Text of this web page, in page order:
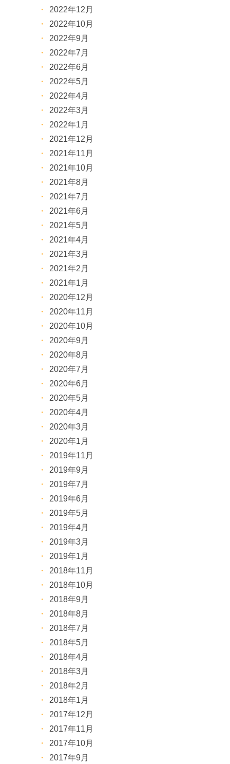
2022年12月
2022年10月
2022年9月
2022年7月
2022年6月
2022年5月
2022年4月
2022年3月
2022年1月
2021年12月
2021年11月
2021年10月
2021年8月
2021年7月
2021年6月
2021年5月
2021年4月
2021年3月
2021年2月
2021年1月
2020年12月
2020年11月
2020年10月
2020年9月
2020年8月
2020年7月
2020年6月
2020年5月
2020年4月
2020年3月
2020年1月
2019年11月
2019年9月
2019年7月
2019年6月
2019年5月
2019年4月
2019年3月
2019年1月
2018年11月
2018年10月
2018年9月
2018年8月
2018年7月
2018年5月
2018年4月
2018年3月
2018年2月
2018年1月
2017年12月
2017年11月
2017年10月
2017年9月